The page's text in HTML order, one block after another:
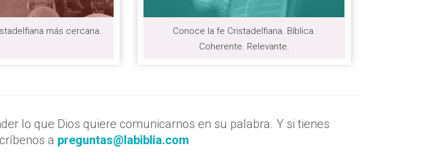
más cercana.
Conoce la fe Cristadelfiana. Bíblica.
Coherente. Relevante.
lo que Dios quiere comunicarnos en su palabra. Y si tienes
a preguntas@labiblia.com